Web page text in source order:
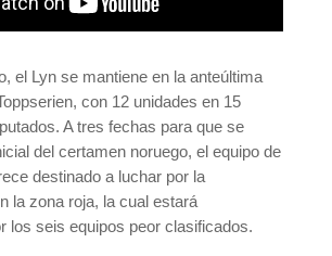
el Lyn se mantiene en la anteúltima
con 12 unidades en 15
A tres fechas para que se
del certamen noruego, el equipo de
destinado a luchar por la
la zona roja, la cual estará
los seis equipos peor clasificados.